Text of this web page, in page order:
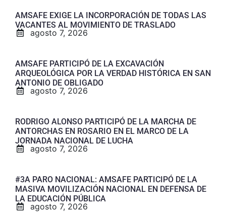
AMSAFE EXIGE LA INCORPORACIÓN DE TODAS LAS
VACANTES AL MOVIMIENTO DE TRASLADO
agosto 7, 2026
AMSAFE PARTICIPÓ DE LA EXCAVACIÓN
ARQUEOLÓGICA POR LA VERDAD HISTÓRICA EN SAN
ANTONIO DE OBLIGADO
agosto 7, 2026
RODRIGO ALONSO PARTICIPÓ DE LA MARCHA DE
ANTORCHAS EN ROSARIO EN EL MARCO DE LA
JORNADA NACIONAL DE LUCHA
agosto 7, 2026
#3A PARO NACIONAL: AMSAFE PARTICIPÓ DE LA
MASIVA MOVILIZACIÓN NACIONAL EN DEFENSA DE
LA EDUCACIÓN PÚBLICA
agosto 7, 2026